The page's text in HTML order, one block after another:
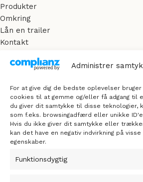
Administrer
For at give dig de bedste oplevelser
cookies til at gemme og/eller få adgang til
du giver dit samtykke til disse teknologier,
som f.eks. browsingadfærd eller unikke
Hvis du ikke giver dit samtykke eller
kan det have en negativ indvirkning på
egenskaber.
Funktionsdygtig
Produkter
Omkring
Lån en trailer
Kontakt
Min Konto
Kontoinformationer
Glemt adgangskode
Adresser